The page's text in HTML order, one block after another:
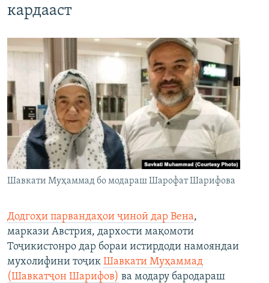
кардааст
Шавкати Муҳаммад бо модараш Шарофат Шарифова
Додгоҳи парвандаҳои ҷиноӣ дар Вена,
маркази Австрия, дархости мақомоти
Тоҷикистонро дар бораи истирдоди намояндаи
мухолифини тоҷик Шавкати Муҳаммад
(Шавкатҷон Шарифов) ва модару бародараш